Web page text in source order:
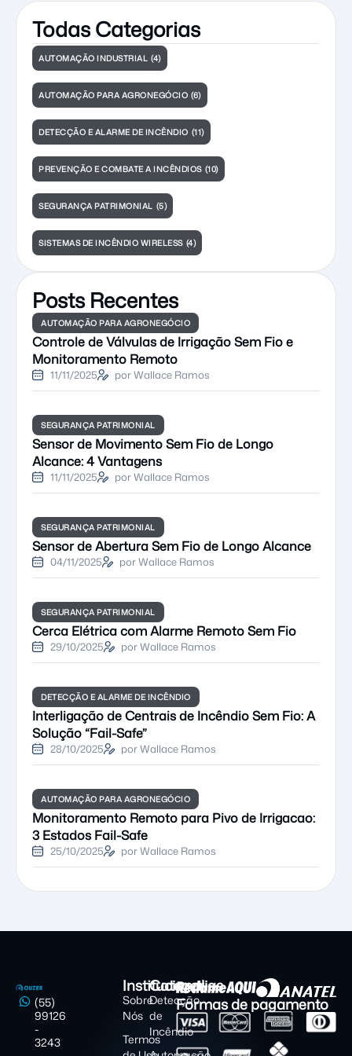
extintores. O descumprimento sujeita a
empresa a multas, interdição e
responsabilização civil e criminal em caso de
sinistro.
Todas Categorias
AUTOMAÇÃO INDUSTRIAL (4)
AUTOMAÇÃO PARA AGRONEGÓCIO (6)
DETECÇÃO E ALARME DE INCÊNDIO (11)
PREVENÇÃO E COMBATE A INCÊNDIOS (10)
SEGURANÇA PATRIMONIAL (5)
SISTEMAS DE INCÊNDIO WIRELESS (4)
Posts Recentes
AUTOMAÇÃO PARA AGRONEGÓCIO
Controle de Válvulas de Irrigação Sem Fio e
Monitoramento Remoto
11/11/2025 por Wallace Ramos
SEGURANÇA PATRIMONIAL
Sensor de Movimento Sem Fio de Longo
Alcance: 4 Vantagens
11/11/2025 por Wallace Ramos
SEGURANÇA PATRIMONIAL
Sensor de Abertura Sem Fio de Longo Alcance
04/11/2025 por Wallace Ramos
SEGURANÇA PATRIMONIAL
Cerca Elétrica com Alarme Remoto Sem Fio
29/10/2025 por Wallace Ramos
DETECÇÃO E ALARME DE INCÊNDIO
Interligação de Centrais de Incêndio Sem Fio: A
Solução “Fail-Safe”
28/10/2025 por Wallace Ramos
AUTOMAÇÃO PARA AGRONEGÓCIO
Monitoramento Remoto para Pivo de Irrigacao:
3 Estados Fail-Safe
25/10/2025 por Wallace Ramos
(55)
99126
-
3243
Institucional
Sobre
Nós
Termos
Categorias
Detecção
de
Incêndio
Formas de pagamento